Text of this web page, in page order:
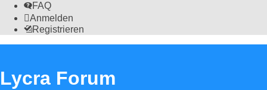
FAQ
Anmelden
Registrieren
Lycra Forum